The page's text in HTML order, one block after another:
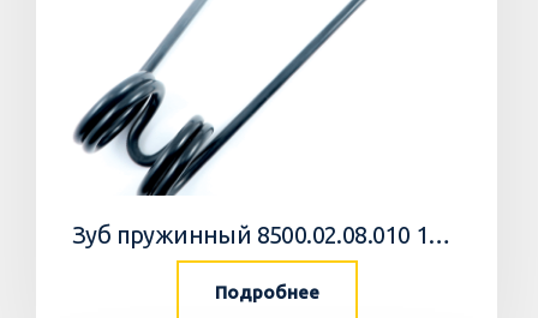
Зуб пружинный 8500.02.08.010 10 Агромастер
Подробнее